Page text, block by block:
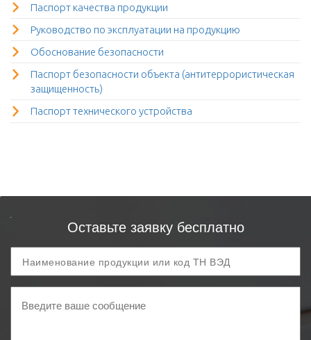
Паспорт качества продукции
Руководство по эксплуатации на продукцию
Обоснование безопасности
Паспорт безопасности объекта (антитеррористическая
защищенность)
Паспорт технического устройства
Оставьте заявку бесплатно
код
ВЭД
сообщение